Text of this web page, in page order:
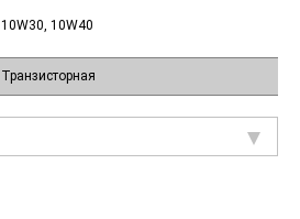
10W30, 10W40
Транзисторная